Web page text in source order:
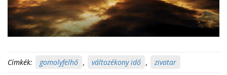
Címkék: gomolyfelhő , változékony idő , zivatar